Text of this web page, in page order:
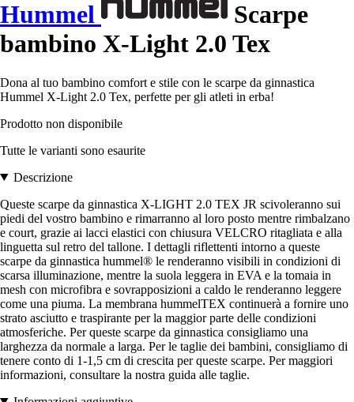
Hummel
Scarpe
bambino X-Light 2.0 Tex
Dona al tuo bambino comfort e stile con le scarpe da ginnastica
Hummel X-Light 2.0 Tex, perfette per gli atleti in erba!
Prodotto non disponibile
Tutte le varianti sono esaurite
Descrizione
Queste scarpe da ginnastica X-LIGHT 2.0 TEX JR scivoleranno sui
piedi del vostro bambino e rimarranno al loro posto mentre rimbalzano
e court, grazie ai lacci elastici con chiusura VELCRO ritagliata e alla
linguetta sul retro del tallone. I dettagli riflettenti intorno a queste
scarpe da ginnastica hummel® le renderanno visibili in condizioni di
scarsa illuminazione, mentre la suola leggera in EVA e la tomaia in
mesh con microfibra e sovrapposizioni a caldo le renderanno leggere
come una piuma. La membrana hummelTEX continuerà a fornire uno
strato asciutto e traspirante per la maggior parte delle condizioni
atmosferiche. Per queste scarpe da ginnastica consigliamo una
larghezza da normale a larga. Per le taglie dei bambini, consigliamo di
tenere conto di 1-1,5 cm di crescita per queste scarpe. Per maggiori
informazioni, consultare la nostra guida alle taglie.